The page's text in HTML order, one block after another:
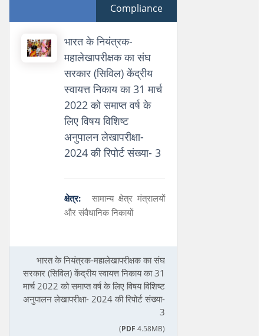
Compliance
भारत के नियंत्रक-
महालेखापरीक्षक का संघ
सरकार (सिविल) केंद्रीय
स्वायत्त निकाय का 31 मार्च
2022 को समाप्त वर्ष के
लिए विषय विशिष्‍ट
अनुपालन लेखापरीक्षा-
2024 की रिपोर्ट संख्या- 3
क्षेत्र:
सामान्य क्षेत्र मंत्रालयों
और संवैधानिक निकायों
भारत के नियंत्रक-महालेखापरीक्षक का संघ
सरकार (सिविल) केंद्रीय स्वायत्त निकाय का 31
मार्च 2022 को समाप्त वर्ष के लिए विषय विशिष्‍ट
अनुपालन लेखापरीक्षा- 2024 की रिपोर्ट संख्या-
3
(PDF 4.58MB)